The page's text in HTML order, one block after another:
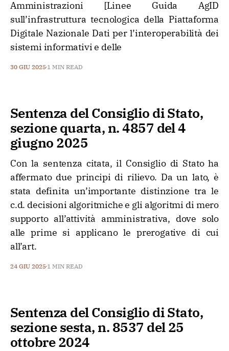
Amministrazioni [Linee Guida AgID
sull’infrastruttura tecnologica della Piattaforma
Digitale Nazionale Dati per l’interoperabilità dei
sistemi informativi e delle
30 GIU 2025 1 MIN READ
Sentenza del Consiglio di Stato,
sezione quarta, n. 4857 del 4
giugno 2025
Con la sentenza citata, il Consiglio di Stato ha
affermato due principi di rilievo. Da un lato, è
stata definita un’importante distinzione tra le
c.d. decisioni algoritmiche e gli algoritmi di mero
supporto all’attività amministrativa, dove solo
alle prime si applicano le prerogative di cui
all’art.
24 GIU 2025 1 MIN READ
Sentenza del Consiglio di Stato,
sezione sesta, n. 8537 del 25
ottobre 2024